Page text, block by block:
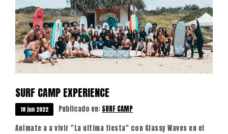
SURF CAMP EXPERIENCE
18jun 2022 Publicado en: SURF CAMP
Anímate a a vivir "La ultima fiesta" con Glassy Waves en el